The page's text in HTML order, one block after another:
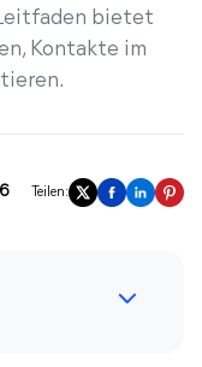
bietet
Kontakte im
Teilen: